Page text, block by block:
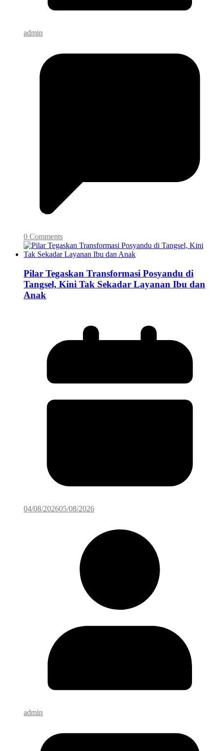
admin
0 Comments
Pilar Tegaskan Transformasi Posyandu di
Tangsel, Kini Tak Sekadar Layanan Ibu dan
Anak
04/08/202605/08/2026
admin